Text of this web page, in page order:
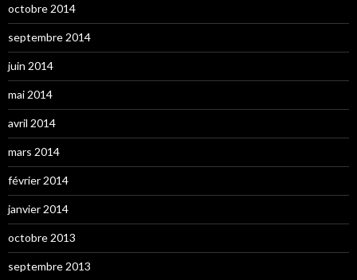
octobre 2014
septembre 2014
juin 2014
mai 2014
avril 2014
mars 2014
février 2014
janvier 2014
octobre 2013
septembre 2013